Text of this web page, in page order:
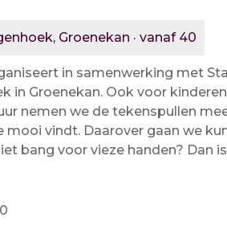
Groenekan · vanaf 40
in samenwerking met
in Groenekan. Ook voor
nemen we de tekenspullen
mooi vindt. Daarover gaan we
bang voor vieze handen? Dan